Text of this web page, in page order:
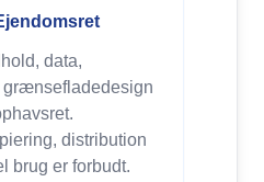
data,
grænsefladedesign
distribution
brug er forbudt.